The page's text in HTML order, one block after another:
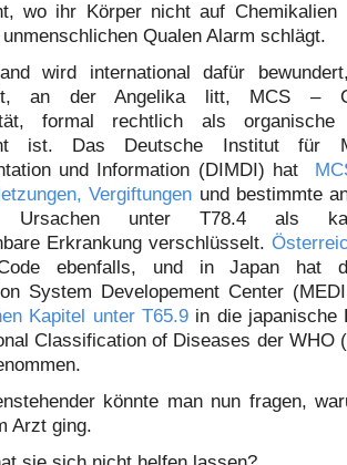
wo ihr Körper nicht auf Chemikalien
Qualen Alarm schlägt.
wird international dafür
an der Angelika litt, MCS –
formal rechtlich als organische
ist. Das Deutsche Institut für
und Information (DIMDI) hat
Vergiftungen und bestimmte
Ursachen unter T78.4 als
Erkrankung verschlüsselt.
ebenfalls, und in Japan hat
System Developement Center
Kapitel unter T65.9in die japanische
Classification of Diseases der WHO
könnte man nun fragen,
Arzt ging.